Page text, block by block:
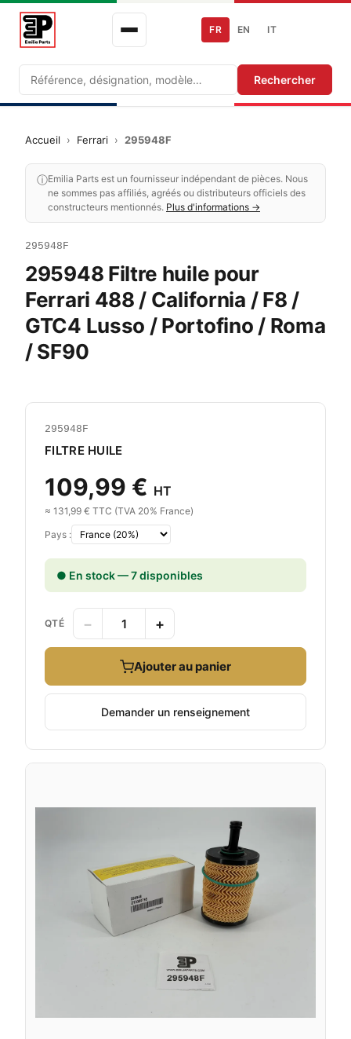
Recherche Rechercher
FR EN IT
Accueil › Ferrari › 295948F
ⓘEmilia Parts est un fournisseur indépendant de pièces. Nous
ne sommes pas affiliés, agréés ou distributeurs officiels des
constructeurs mentionnés. Plus d'informations →
295948F
295948 Filtre huile pour
Ferrari 488 / California / F8 /
GTC4 Lusso / Portofino / Roma
/ SF90
295948F
FILTRE HUILE
109,99 € HT
≈ 131,99 € TTC (TVA 20% France)
Pays :
● En stock — 7 disponibles
QTÉ − +
Ajouter au panier
Demander un renseignement